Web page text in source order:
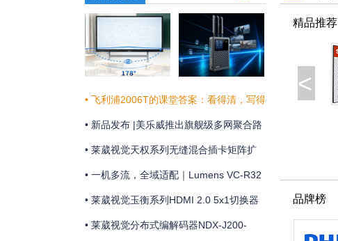
• 飞利浦2006T的课堂答案：看得清，写得
真，听得明
• 新品发布 |美乐威推出旗舰级多网聚合路
由器Pro Router Max，为关键业务提供更
稳定可靠的网络连接
• 莱葳视觉天权系列无缝混合插卡矩阵扩
展和维护方便
• 一机多流，全域适配｜Lumens VC-R32
摄像机全新上市
• 莱葳视觉玉衡系列HDMI 2.0 5x1切换器
支持4K@60Hz 4:4:4分辨率及18Gbps视
• 莱葳视觉分布式编解码器NDX-J200-
精品推荐
<
品牌榜